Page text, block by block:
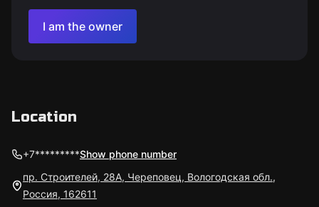
I am the owner
Location
+7*********Show phone number
пр. Строителей, 28А, Череповец, Вологодская обл.,
Россия, 162611